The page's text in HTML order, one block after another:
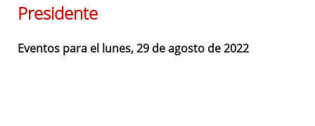
Presidente
Eventos para el lunes, 29 de agosto de 2022